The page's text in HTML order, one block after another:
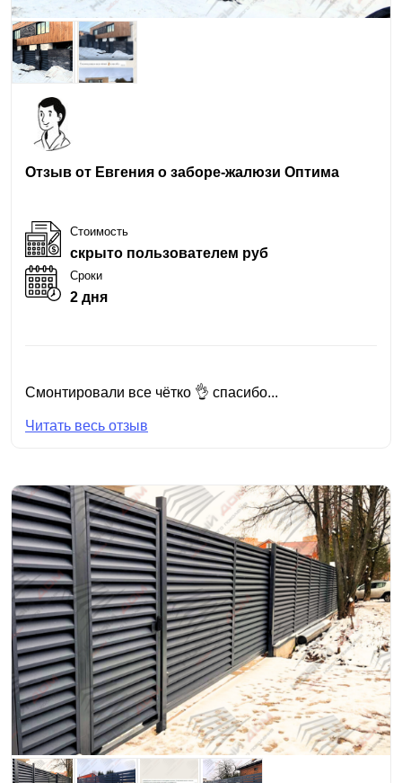
Отзыв от Евгения о заборе-жалюзи Оптима
Стоимость
скрыто пользователем руб
Сроки
2 дня
Смонтировали все чётко 👌 спасибо...
Читать весь отзыв